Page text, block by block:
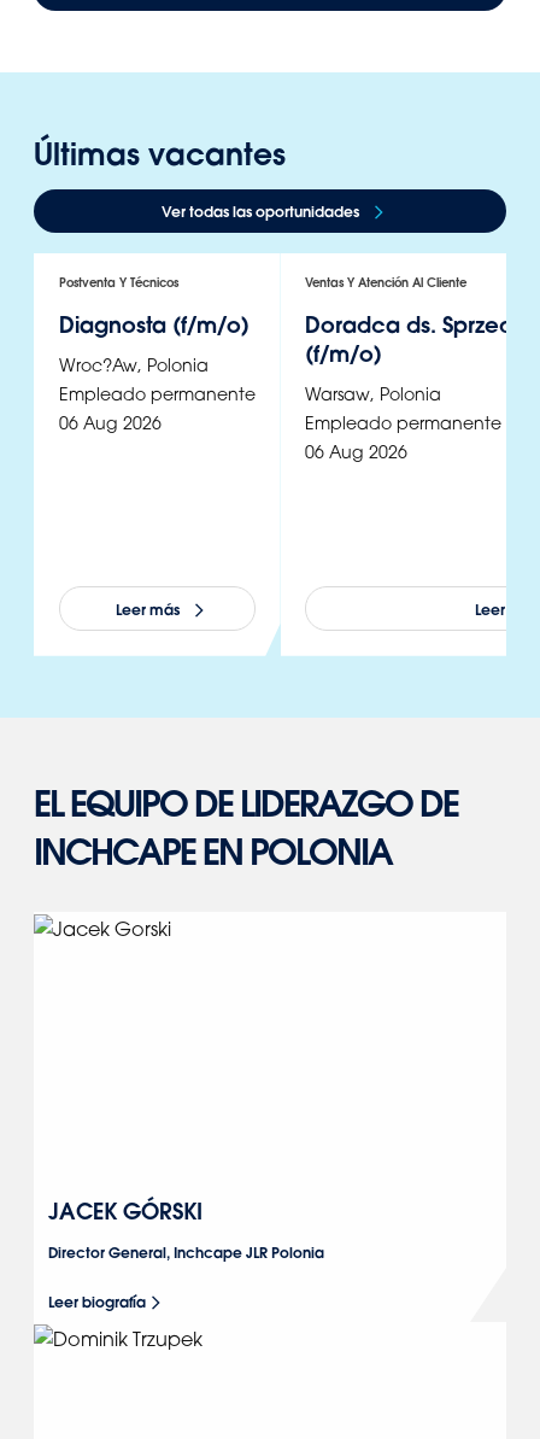
Últimas vacantes
Ver todas las oportunidades
Postventa Y Técnicos
Diagnosta (f/m/o)
Wroc?aw, Polonia
Empleado permanente
06 Aug 2026
Leer más
Ventas Y Atención Al Cliente
Doradca ds.
(f/m/o)
Warsaw, Polonia
Empleado permanente
06 Aug 2026
Leer más
EL EQUIPO DE LIDERAZGO DE
INCHCAPE EN POLONIA
JACEK GÓRSKI
Director General, Inchcape JLR Polonia
Leer biografía